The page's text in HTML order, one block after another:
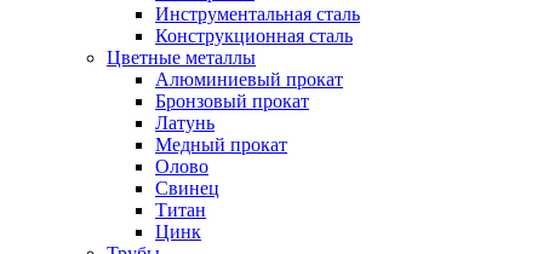
Инструментальная сталь
Конструкционная сталь
Цветные металлы
Алюминиевый прокат
Бронзовый прокат
Латунь
Медный прокат
Олово
Свинец
Титан
Цинк